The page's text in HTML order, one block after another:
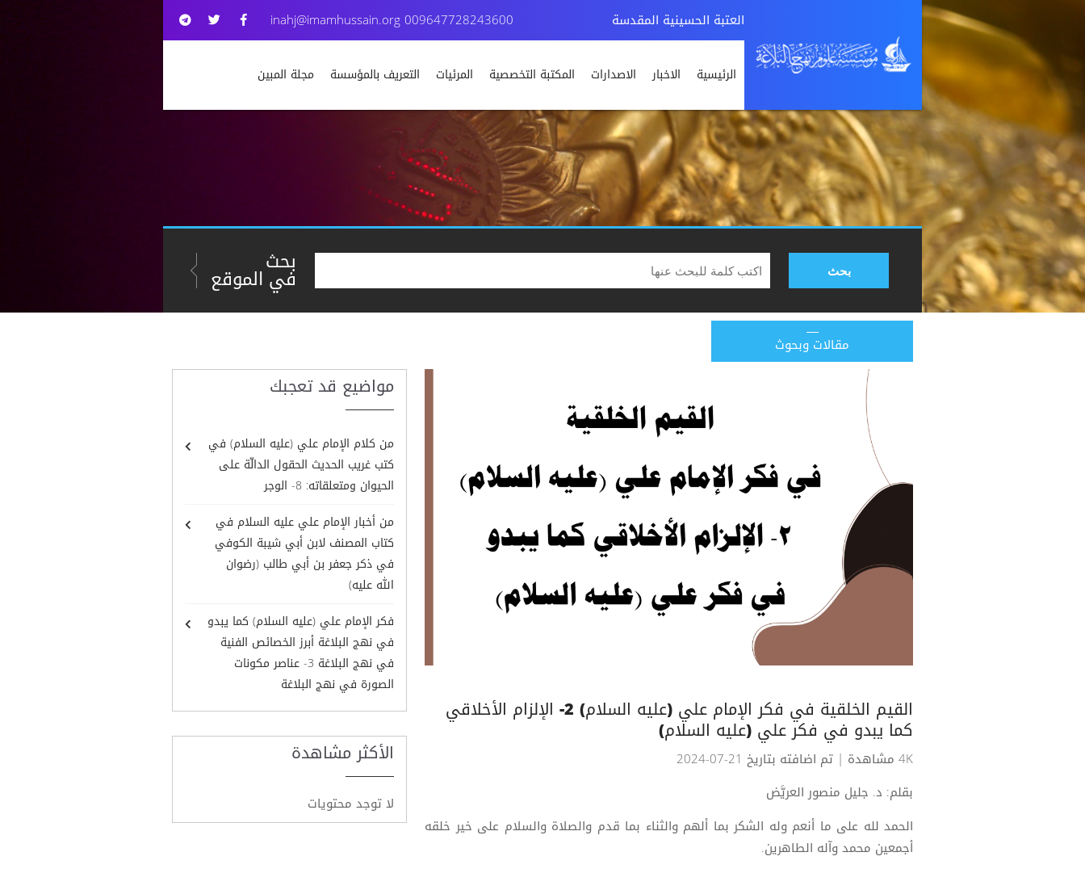
العتبة الحسينية المقدسة 009647728243600
inahj@imamhussain.org
الرئيسية الاخبار الاصدارات المكتبة التخصصية المرئيات التعريف بالمؤسسة مجلة المبين
بحث بحث
في الموقع
مقالات وبحوث
القيم الخلقية في فكر الإمام علي (عليه السلام) 2- الإلزام الأخلاقي
كما يبدو في فكر علي (عليه السلام)
4K مشاهدة
| تم اضافته بتاريخ 21-07-2024
بقلم: د. جليل منصور العريَّض
الحمد لله على ما أنعم وله الشكر بما ألهم والثناء بما قدم والصلاة والسلام على خير خلقه
أجمعين محمد وآله الطاهرين.
مواضيع قد تعجبك
من كلام الإمام علي (عليه السلام) في
كتب غريب الحديث الحقول الدالّة على
الحيوان ومتعلقاته: 8- الوجر
من أخبار الإمام علي عليه السلام في
كتاب المصنف لابن أبي شيبة الكوفي
في ذكر جعفر بن أبي طالب (رضوان
الله عليه)
فكر الإمام علي (عليه السلام) كما يبدو
في نهج البلاغة أبرز الخصائص الفنية
في نهج البلاغة 3- عناصر مكونات
الصورة في نهج البلاغة
الأكثر مشاهدة
لا توجد محتويات